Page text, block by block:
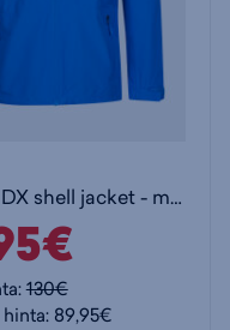
Forter M DX shell jacket - miesten kuoritakki
130€
89,95€